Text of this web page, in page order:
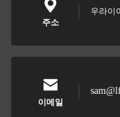
주소
우라이
이메일